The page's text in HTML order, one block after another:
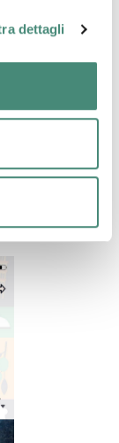
dettagli
le
regione e
e altri
raccontino il
noi non ce